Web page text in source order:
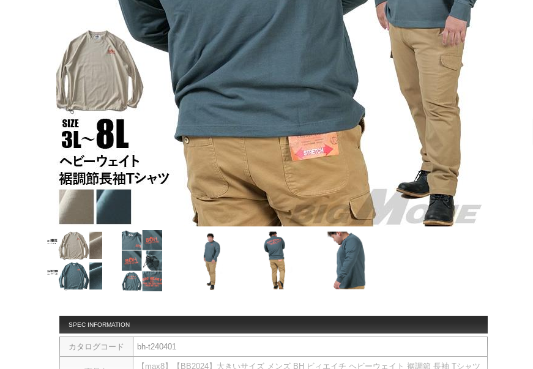
SPEC INFORMATION
カタログコード bh-t240401
【max8】【BB2024】大きいサイズ メンズ BH ビィエイチ ヘビーウェイト 裾調節 長袖 Tシャツ